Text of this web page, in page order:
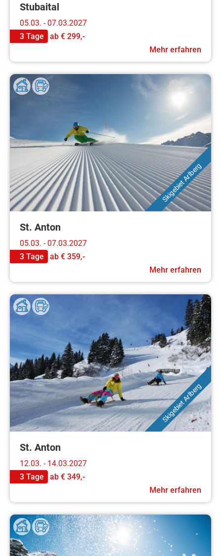
Stubaital
05.03. - 07.03.2027
3 Tage
ab € 299,-
Mehr erfahren
Skigebiet Arlberg
St. Anton
05.03. - 07.03.2027
3 Tage
ab € 359,-
Mehr erfahren
Skigebiet Arlberg
St. Anton
12.03. - 14.03.2027
3 Tage
ab € 349,-
Mehr erfahren